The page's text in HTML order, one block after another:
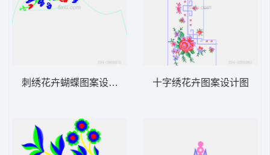
刺绣花卉蝴蝶图案设计图 十字绣花卉图案设计图